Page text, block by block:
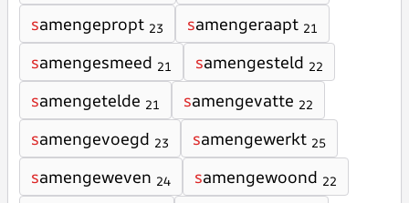
samengepropt 23 samengeraapt 21
samengesmeed 21 samengesteld 22
samengetelde 21 samengevatte 22
samengevoegd 23 samengewerkt 25
samengeweven 24 samengewoond 22